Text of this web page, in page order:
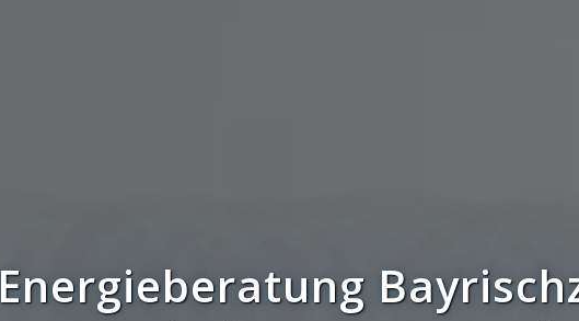
Energieberatung